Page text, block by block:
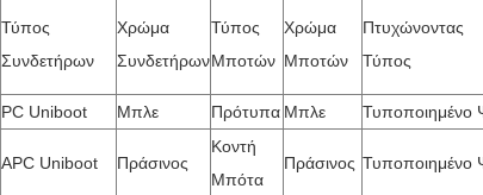
Τύπος
Συνδετήρων
Χρώμα
Συνδετήρων
Τύπος
Μποτών
Χρώμα
Μποτών
Πτυχώνοντας
Τύπος
PC Uniboot Μπλε Πρότυπα Μπλε Τυποποιημένο
APC Uniboot Πράσινος
Κοντή
Μπότα
Πράσινος Τυποποιημένο